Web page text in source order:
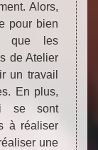
Alors,
pour bien
que les
de Atelier
un travail
En plus,
se sont
à réaliser
une